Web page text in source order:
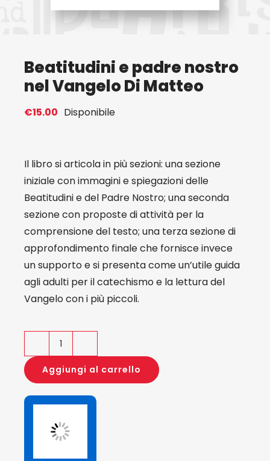
Beatitudini e padre nostro
nel Vangelo Di Matteo
€15.00 Disponibile
Il libro si articola in più sezioni: una sezione
iniziale con immagini e spiegazioni delle
Beatitudini e del Padre Nostro; una seconda
sezione con proposte di attività per la
comprensione del testo; una terza sezione di
approfondimento finale che fornisce invece
un supporto e si presenta come un’utile guida
agli adulti per il catechismo e la lettura del
Vangelo con i più piccoli.
Beatitudini
e
padre
nostro
nel
Vangelo
Aggiungi al carrello